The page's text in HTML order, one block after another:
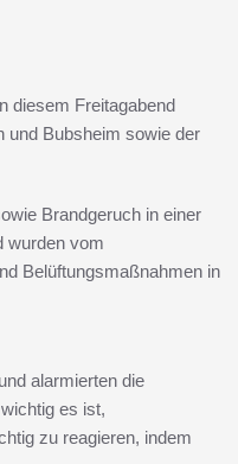
diesem Freitagabend
und Bubsheim sowie der
Brandgeruch in einer
wurden vom
Belüftungsmaßnahmen in
alarmierten die
es ist,
zu reagieren, indem